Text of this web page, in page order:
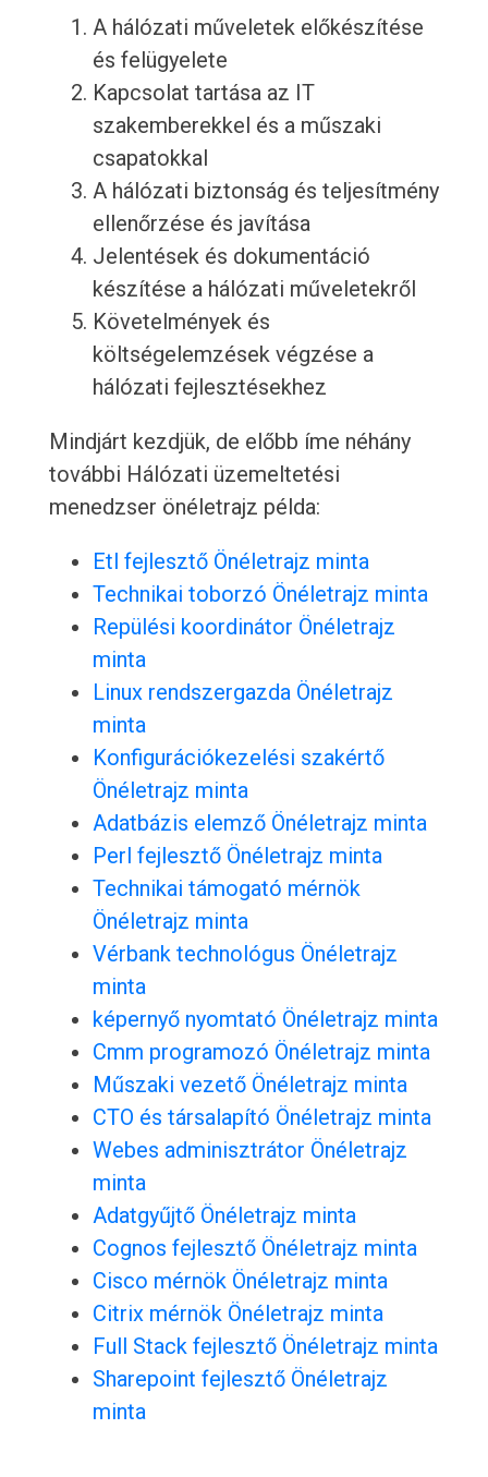
A hálózati műveletek előkészítése
és felügyelete
Kapcsolat tartása az IT
szakemberekkel és a műszaki
csapatokkal
A hálózati biztonság és teljesítmény
ellenőrzése és javítása
Jelentések és dokumentáció
készítése a hálózati műveletekről
Követelmények és
költségelemzések végzése a
hálózati fejlesztésekhez
Mindjárt kezdjük, de előbb íme néhány
további Hálózati üzemeltetési
menedzser önéletrajz példa:
Etl fejlesztő Önéletrajz minta
Technikai toborzó Önéletrajz minta
Repülési koordinátor Önéletrajz
minta
Linux rendszergazda Önéletrajz
minta
Konfigurációkezelési szakértő
Önéletrajz minta
Adatbázis elemző Önéletrajz minta
Perl fejlesztő Önéletrajz minta
Technikai támogató mérnök
Önéletrajz minta
Vérbank technológus Önéletrajz
minta
képernyő nyomtató Önéletrajz minta
Cmm programozó Önéletrajz minta
Műszaki vezető Önéletrajz minta
CTO és társalapító Önéletrajz minta
Webes adminisztrátor Önéletrajz
minta
Adatgyűjtő Önéletrajz minta
Cognos fejlesztő Önéletrajz minta
Cisco mérnök Önéletrajz minta
Citrix mérnök Önéletrajz minta
Full Stack fejlesztő Önéletrajz minta
Sharepoint fejlesztő Önéletrajz
minta